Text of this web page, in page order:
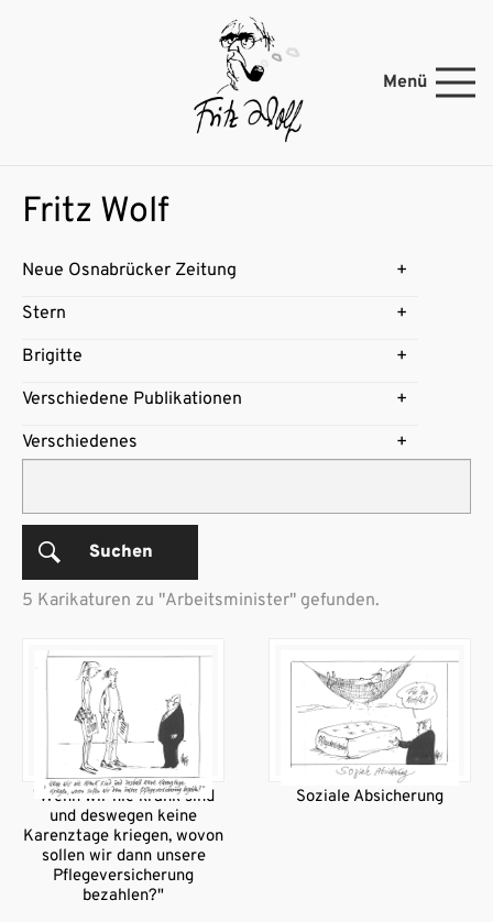
Menü
Fritz Wolf
Neue Osnabrücker Zeitung
Stern
Brigitte
Verschiedene Publikationen
Verschiedenes
Suchen
5 Karikaturen zu "Arbeitsminister" gefunden.
"Wenn wir nie krank sind
und deswegen keine
Karenztage kriegen, wovon
sollen wir dann unsere
Pflegeversicherung
bezahlen?"
Soziale Absicherung